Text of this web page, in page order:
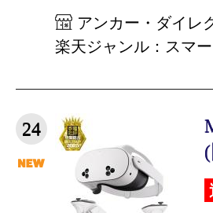
アンカー・ダイレ
楽天ジャンル：スマ
24